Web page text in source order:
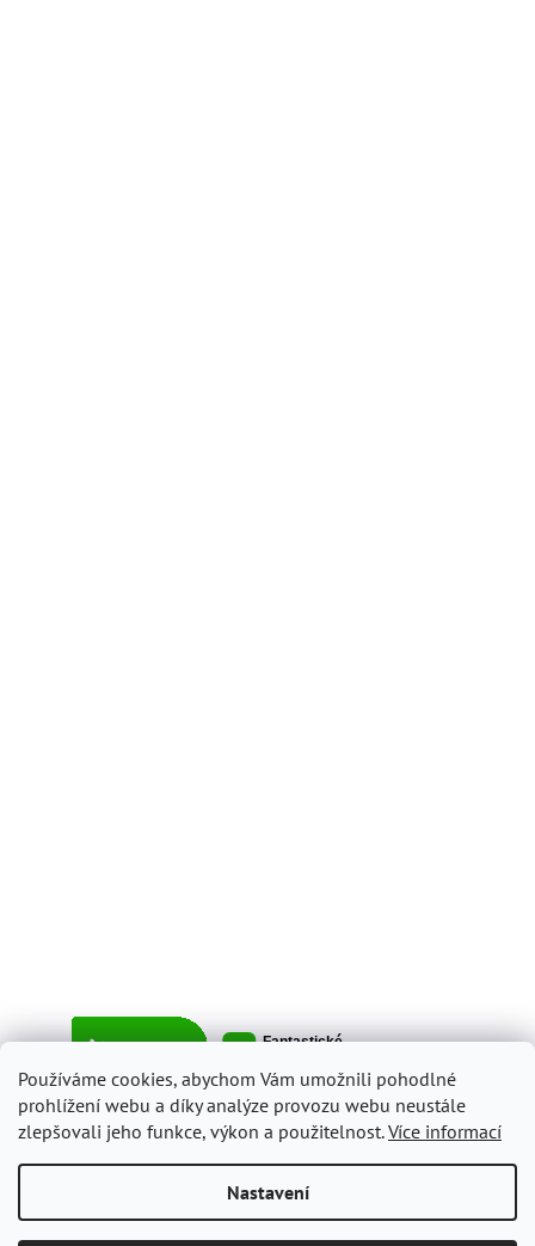
Používáme cookies, abychom Vám umožnili pohodlné
prohlížení webu a díky analýze provozu webu neustále
zlepšovali jeho funkce, výkon a použitelnost.Více informací
Nastavení